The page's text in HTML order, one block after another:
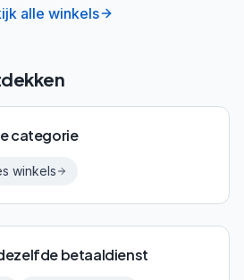
alle winkels
categorie
winkels
betaaldienst